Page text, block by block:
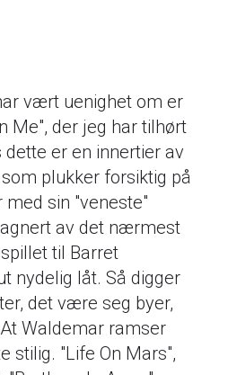
vært uenighet om er
Me", der jeg har tilhørt
er en innertier av
plukker forsiktig på
med sin "veneste"
av det nærmest
til Barret
nydelig låt. Så digger
det være seg byer,
Waldemar ramser
stilig. "Life On Mars",